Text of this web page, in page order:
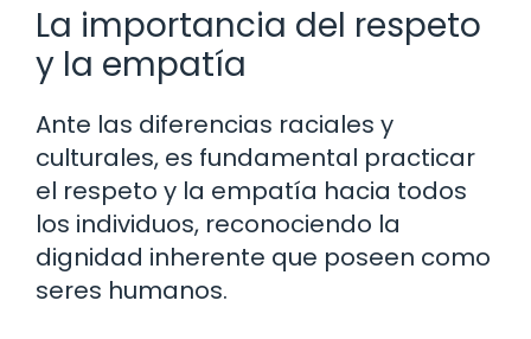
La importancia del respeto
y la empatía
Ante las diferencias raciales y
culturales, es fundamental practicar
el respeto y la empatía hacia todos
los individuos, reconociendo la
dignidad inherente que poseen como
seres humanos.